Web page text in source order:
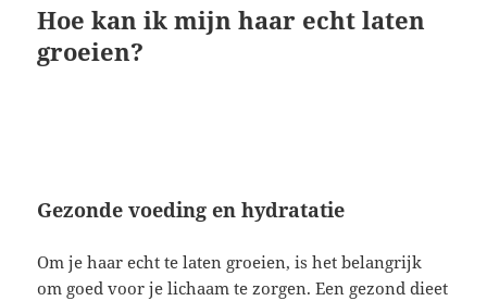
Hoe kan ik mijn haar echt laten
groeien?
Gezonde voeding en hydratatie
Om je haar echt te laten groeien, is het belangrijk
om goed voor je lichaam te zorgen. Een gezond dieet